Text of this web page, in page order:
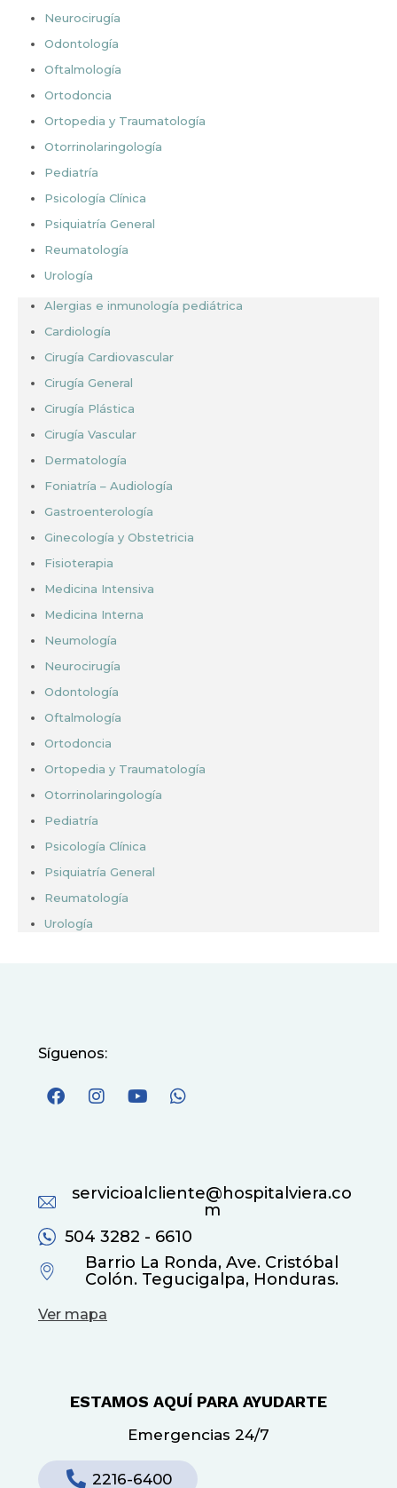
Neurocirugía
Odontología
Oftalmología
Ortodoncia
Ortopedia y Traumatología
Otorrinolaringología
Pediatría
Psicología Clínica
Psiquiatría General
Reumatología
Urología
Alergias e inmunología pediátrica
Cardiología
Cirugía Cardiovascular
Cirugía General
Cirugía Plástica
Cirugía Vascular
Dermatología
Foniatría – Audiología
Gastroenterología
Ginecología y Obstetricia
Fisioterapia
Medicina Intensiva
Medicina Interna
Neumología
Neurocirugía
Odontología
Oftalmología
Ortodoncia
Ortopedia y Traumatología
Otorrinolaringología
Pediatría
Psicología Clínica
Psiquiatría General
Reumatología
Urología
Síguenos:
servicioalcliente@hospitalviera.co
m
504 3282 - 6610
Barrio La Ronda, Ave. Cristóbal
Colón. Tegucigalpa, Honduras.
Ver mapa
ESTAMOS AQUÍ PARA AYUDARTE
Emergencias 24/7
2216-6400